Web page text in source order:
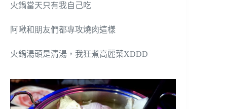
火鍋當天只有我自己吃
阿啾和朋友們都專攻燒肉這樣
火鍋湯頭是清湯，我狂煮高麗菜XDDD